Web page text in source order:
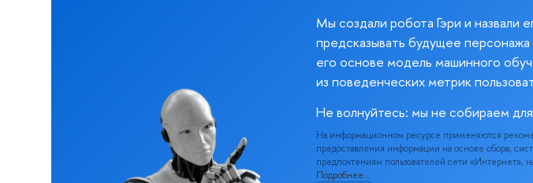
Мы создали робота Гэри и назвали
предсказывать будущее
его основе модель машинного
из поведенческих метрик
Не волнуйтесь: мы не собираем
На информационном ресурсе применяются
предоставления информации на основе сбора,
предпочтениям пользователей сети «Интернет»,
Подробнее…